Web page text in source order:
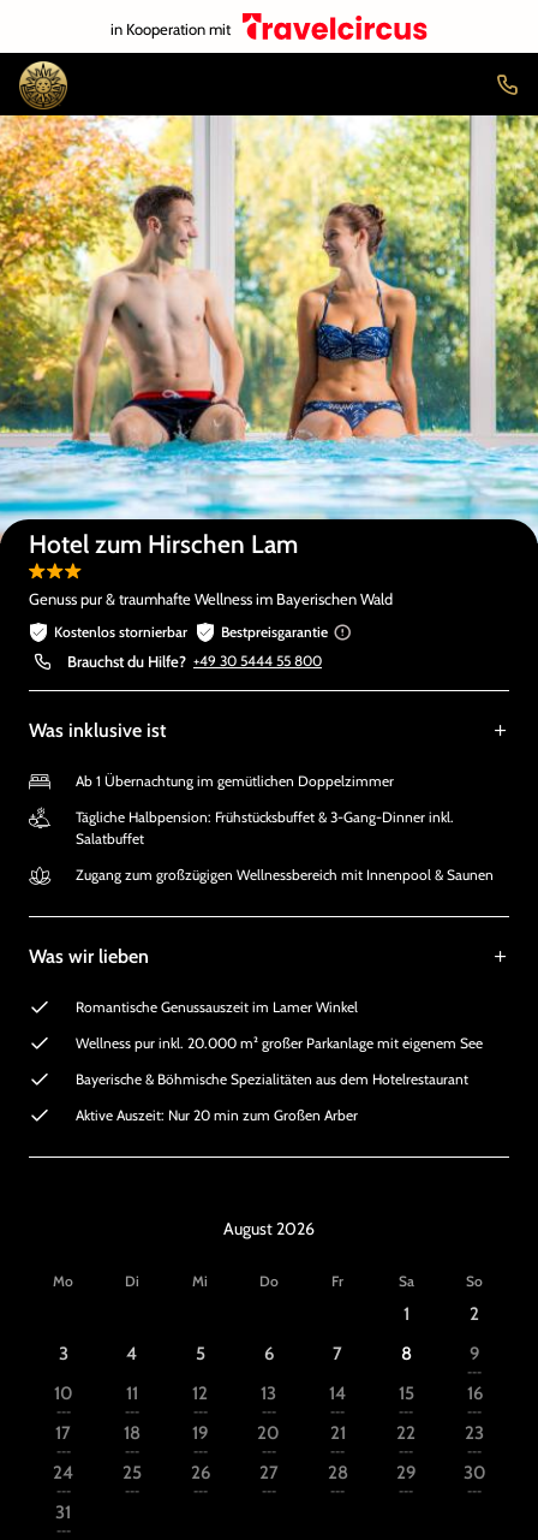
in Kooperation mit
Auf der Karte anzeigen
Hotel zum Hirschen Lam
Genuss pur & traumhafte Wellness im Bayerischen Wald
Kostenlos stornierbar Bestpreisgarantie
Brauchst du Hilfe? +49 30 5444 55 800
Was inklusive ist
Ab 1 Übernachtung im gemütlichen Doppelzimmer
Tägliche Halbpension: Frühstücksbuffet & 3-Gang-Dinner inkl.
Salatbuffet
Zugang zum großzügigen Wellnessbereich mit Innenpool & Saunen
Was wir lieben
Romantische Genussauszeit im Lamer Winkel
Wellness pur inkl. 20.000 m² großer Parkanlage mit eigenem See
Bayerische & Böhmische Spezialitäten aus dem Hotelrestaurant
Aktive Auszeit: Nur 20 min zum Großen Arber
August 2026
Mo Di Mi Do Fr Sa So
1
2
3
4 5 6 7 8 9
---
10
---
11
---
12
---
13
---
14
---
15
---
16
---
17
---
18
---
19
---
20
---
21
---
22
---
23
---
24
---
25
---
26
---
27
---
28
---
29
---
30
---
31
---